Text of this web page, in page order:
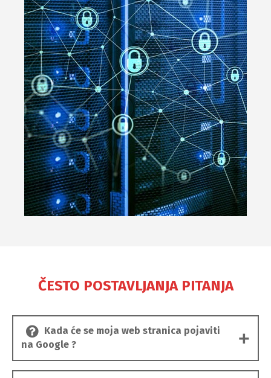
ČESTO POSTAVLJANJA PITANJA
Kada će se moja web stranica pojaviti
na Google ?